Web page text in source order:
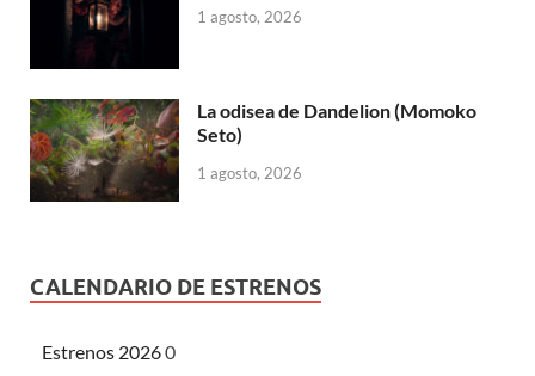
1 agosto, 2026
La odisea de Dandelion (Momoko
Seto)
1 agosto, 2026
CALENDARIO DE ESTRENOS
Estrenos 20260